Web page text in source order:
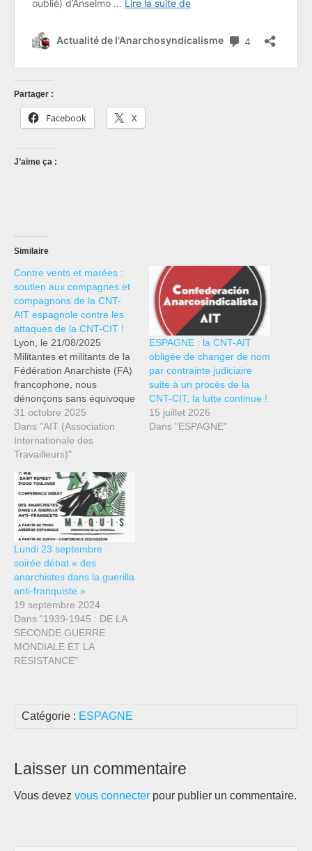
Partager :
Facebook X
J’aime ça :
Similaire
Contre vents et marées :
soutien aux compagnes et
compagnons de la CNT-
AIT espagnole contre les
attaques de la CNT-CIT !
Lyon, le 21/08/2025
Militantes et militants de la
Fédération Anarchiste (FA)
francophone, nous
dénonçons sans équivoque
les scandaleuses attaques,
en Espagne, de la CNT-
CIT à l'encontre de la CNT-
AIT. Il est que la CNT
du Travail) dite « AIT »,
organisation anarcho-
syndicaliste espagnole
affiliée à l'AIT (Association
Internationale…
31 octobre 2025
Dans "AIT (Association
Internationale des
Travailleurs)"
ESPAGNE : la CNT-AIT
obligée de changer de nom
par contrainte judiciaire
suite à un procès de la
CNT-CIT, la lutte continue !
15 juillet 2026
Dans "ESPAGNE"
Lundi 23 septembre :
soirée débat « des
anarchistes dans la guerilla
anti-franquiste »
19 septembre 2024
Dans "1939-1945 : DE LA
SECONDE GUERRE
MONDIALE ET LA
RESISTANCE"
Catégorie : ESPAGNE
Laisser un commentaire
Vous devez vous connecter pour publier un commentaire.